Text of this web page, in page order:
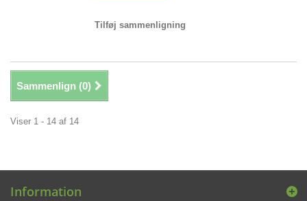
Tilføj sammenligning
Sammenlign (0)
Viser 1 - 14 af 14
Information